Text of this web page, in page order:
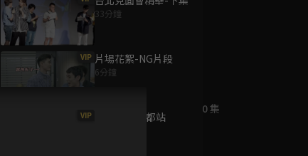
33分鐘
VIP 片場花絮-NG片段
6分鐘
VIP FM Vlog-成都站
為您推薦
已完結 / 共 20 集